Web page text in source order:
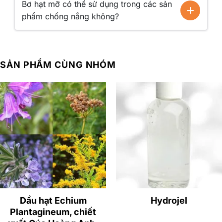
con người.
Bơ hạt mỡ lànguyên liệu sản xuất mỹ phẩm thiên nhiên
chiết xuất 100% organic
Bơ hạt mỡ có thể sử dụng trong các sản
phẩm chống nắng không?
SẢN PHẨM CÙNG NHÓM
Dầu hạt Echium
Plantagineum, chiết
Hydrojel